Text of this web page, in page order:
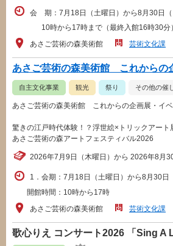
会 期：7月18日（土曜日）から8月30日（
10時から17時まで（最終入館16時30分）
あさご芸術の森美術館
芸術文化課
あさご芸術の森美術館 これからの
自主文化事業 観光 祭り その他の催
あさご芸術の森美術館 これからの企画展・イベ
驚きの江戸時代体験！？浮世絵×トリックアート
あさご芸術の森アートフェスティバル2026
2026年7月9日（木曜日）から 2026年8月
1．会期：7月18日（土曜日）から8月30日
開館時間：10時から17時
あさご芸術の森美術館
芸術文化課
歌心りえ コンサート2026 「Sing A